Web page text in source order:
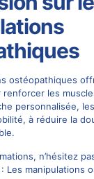
ostéopathiques
les
personnalisée,
à réduire la
n’hésitez
Les manipulations